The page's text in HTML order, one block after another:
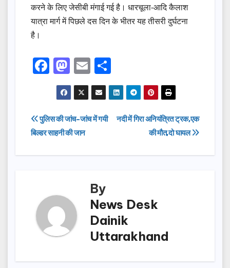
करने के लिए जेसीबी मंगाई गई है। धारचूला-आदि कैलाश
यात्रा मार्ग में पिछले दस दिन के भीतर यह तीसरी दुर्घटना
है।
F
a
c
e
b
M
a
st
o
d
E
m
ail
h
ar
e
Post
navigation
नदी में गिरा अनियंत्रित ट्रक,एक
की मौत,दो घायल
पुलिस की जांच-जांच में गयी
बिल्डर साहनी की जान
By
News Desk
Dainik
Uttarakhand